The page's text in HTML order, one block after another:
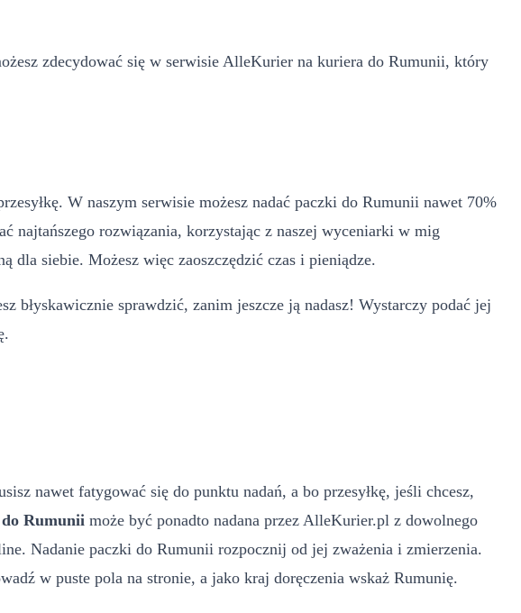
zdecydować się w serwisie AlleKurier na kuriera do Rumunii, który
W naszym serwisie możesz nadać paczki do Rumunii nawet 70%
najtańszego rozwiązania, korzystając z naszej wyceniarki w mig
dla siebie. Możesz więc zaoszczędzić czas i pieniądze.
błyskawicznie sprawdzić, zanim jeszcze ją nadasz! Wystarczy podać jej
nawet fatygować się do punktu nadań, a bo przesyłkę, jeśli chcesz,
do Rumunii może być ponadto nadana przez AlleKurier.pl z dowolnego
Nadanie paczki do Rumunii rozpocznij od jej zważenia i zmierzenia.
w puste pola na stronie, a jako kraj doręczenia wskaż Rumunię.